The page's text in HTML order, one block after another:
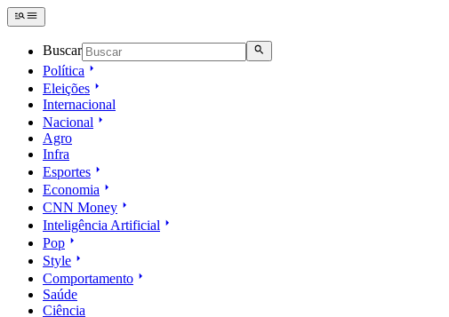
Buscar
Política
Eleições
Internacional
Nacional
Agro
Infra
Esportes
Economia
CNN Money
Inteligência Artificial
Pop
Style
Comportamento
Saúde
Ciência